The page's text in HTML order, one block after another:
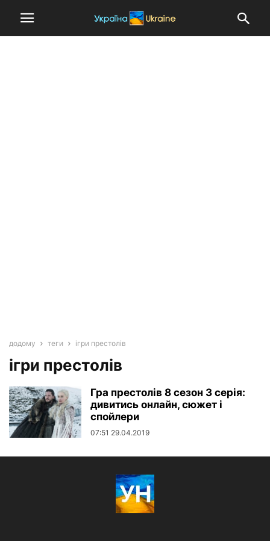
додому теги ігри престолів
ігри престолів
Гра престолів 8 сезон 3 серія:
дивитись онлайн, сюжет і
спойлери
07:51 29.04.2019